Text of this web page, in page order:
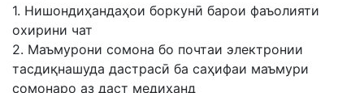
1. Нишондиҳандаҳои боркунӣ барои фаъолияти
охирини чат
2. Маъмурони сомона бо почтаи электронии
тасдиқнашуда дастрасӣ ба саҳифаи маъмури
сомонаро аз даст медиҳанд